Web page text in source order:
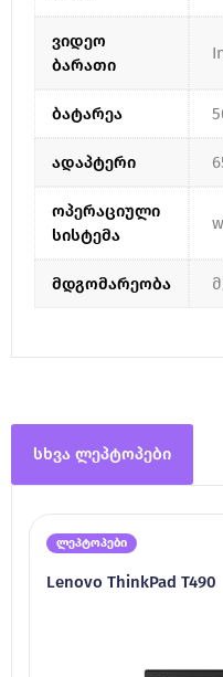
ვიდეო
ბარათი
ბატარეა
ადაპტერი
ოპერაციული
სისტემა
მდგომარეობა
სხვა ლეპტოპები
ლეპტოპები
Lenovo ThinkPad T490